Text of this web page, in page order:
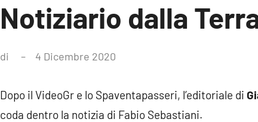
Notiziario dalla
di 4 Dicembre 2020
Dopo il VideoGr e lo Spaventapasseri, l’editoriale di
coda dentro la notizia di Fabio Sebastiani.